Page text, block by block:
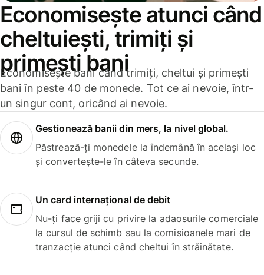
Economisește atunci când
cheltuiești, trimiți și
primești bani
Economisește bani când trimiți, cheltui și primești
bani în peste 40 de monede. Tot ce ai nevoie, într-
un singur cont, oricând ai nevoie.
Gestionează banii din mers, la nivel global.
Păstrează-ți monedele la îndemână în același loc
și convertește-le în câteva secunde.
Un card internațional de debit
Nu-ți face griji cu privire la adaosurile comerciale
la cursul de schimb sau la comisioanele mari de
tranzacție atunci când cheltui în străinătate.